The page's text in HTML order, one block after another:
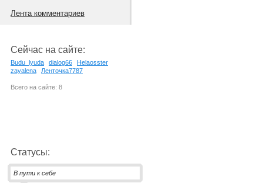
Лента комментариев
Сейчас на сайте:
Budu_lyuda dialog66
Helaosster
zayalena
Ленточка7787
Всего на сайте: 8
Статусы:
В пути к себе